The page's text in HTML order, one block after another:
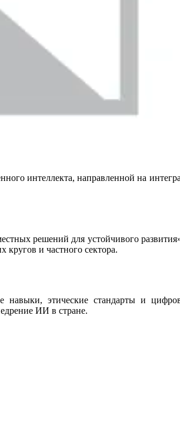
интеллекта, направленной на
решений для устойчивого
и частного сектора.
навыки, этические стандарты и
ИИ в стране.